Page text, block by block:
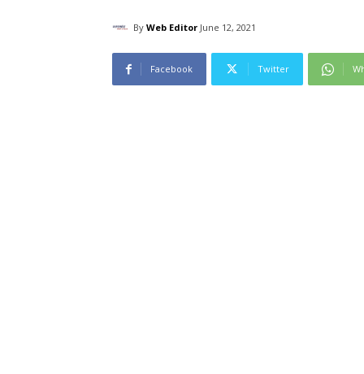
By Web Editor June 12, 2021
Facebook Twitter